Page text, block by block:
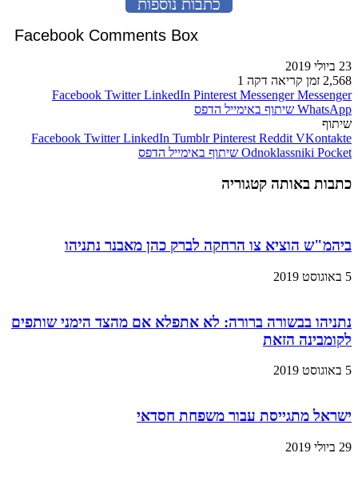
כתבות נוספות
Facebook Comments Box
23 ביולי 2019
2,568 זמן קריאה דקה 1
Facebook Twitter LinkedIn Pinterest Messenger Messenger
WhatsApp שיתוף באימייל הדפס
שיתוף
Facebook Twitter LinkedIn Tumblr Pinterest Reddit VKontakte
Odnoklassniki Pocket שיתוף באימייל הדפס
כתבות באותה קטגוריה
ביהמ"ש הוציא צו הרחקה לברק כהן מאבנר נתניהו
5 באוגוסט 2019
נתניהו בבשורה ברורה: לא אתפלא אם מהצד הימני שותפים
לקומבינה הזאת
5 באוגוסט 2019
ישראל מתגייסת עבור משפחת חסדאי
29 ביולי 2019